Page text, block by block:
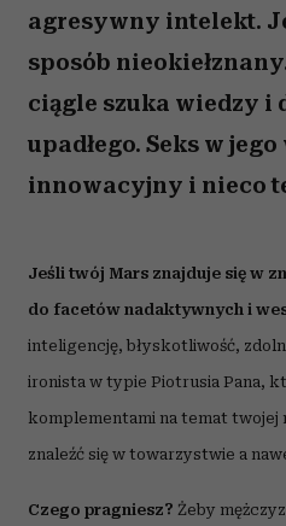
agresywny intelekt.
sposób
ciągle szuka wiedzy i
upadłego. Seks w
innowacyjny i nieco
Jeśli twój Mars znajduje się w
do facetów nadaktywnych i
inteligencję, błyskotliwość,
ironista w typie Piotrusia Pana,
komplementami na temat twojej
znaleźć się w towarzystwie a
Czego pragniesz? Żeby